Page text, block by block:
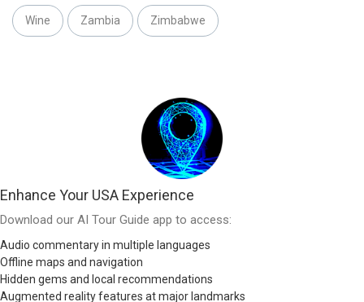
Wine Zambia Zimbabwe
Enhance Your USA Experience
Download our AI Tour Guide app to access:
Audio commentary in multiple languages
Offline maps and navigation
Hidden gems and local recommendations
Augmented reality features at major landmarks